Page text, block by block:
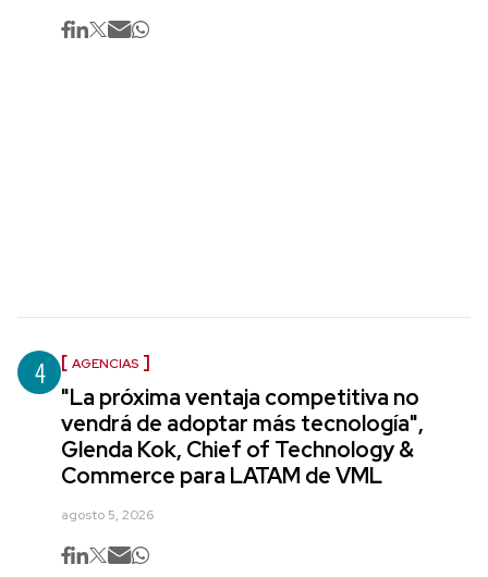
4 AGENCIAS
"La próxima ventaja competitiva no
vendrá de adoptar más tecnología",
Glenda Kok, Chief of Technology &
Commerce para LATAM de VML
agosto 5, 2026